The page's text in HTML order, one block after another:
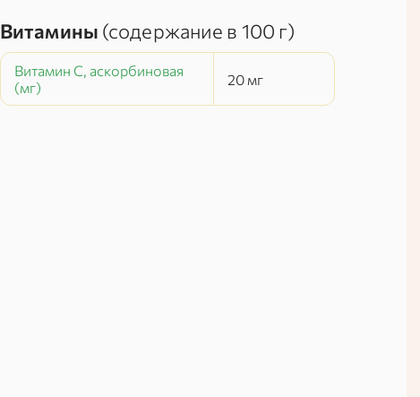
Витамины (содержание в 100 г)
Витамин C, аскорбиновая
(мг)
20 мг